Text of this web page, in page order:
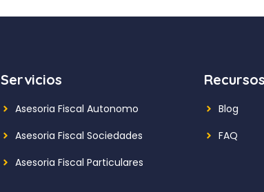
Servicios
Asesoria Fiscal Autonomo
Asesoria Fiscal Sociedades
Asesoria Fiscal Particulares
Recursos
Blog
FAQ